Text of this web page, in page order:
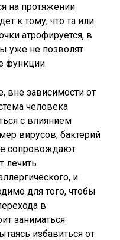
на протяжении
к тому, что та или
атрофируется, в
уже не позволят
функции.
вне зависимости от
человека
с влиянием
вирусов, бактерий
сопровождают
лечить
и
для того, чтобы
в
заниматься
избавиться от